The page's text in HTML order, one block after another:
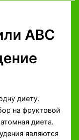
АВС
диету.
на фруктовой
диета.
являются